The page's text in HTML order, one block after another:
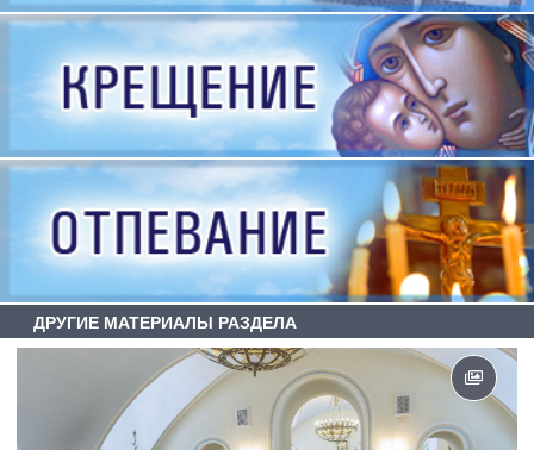
ДРУГИЕ МАТЕРИАЛЫ РАЗДЕЛА